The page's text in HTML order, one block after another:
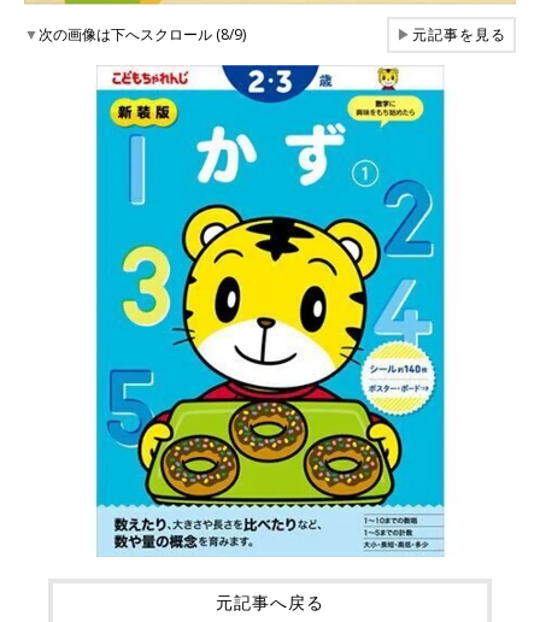
▼次の画像は下へスクロール (8/9) ▶元記事を見る
元記事へ戻る